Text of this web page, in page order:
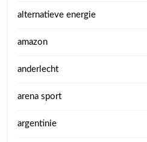
alternatieve energie
amazon
anderlecht
arena sport
argentinie